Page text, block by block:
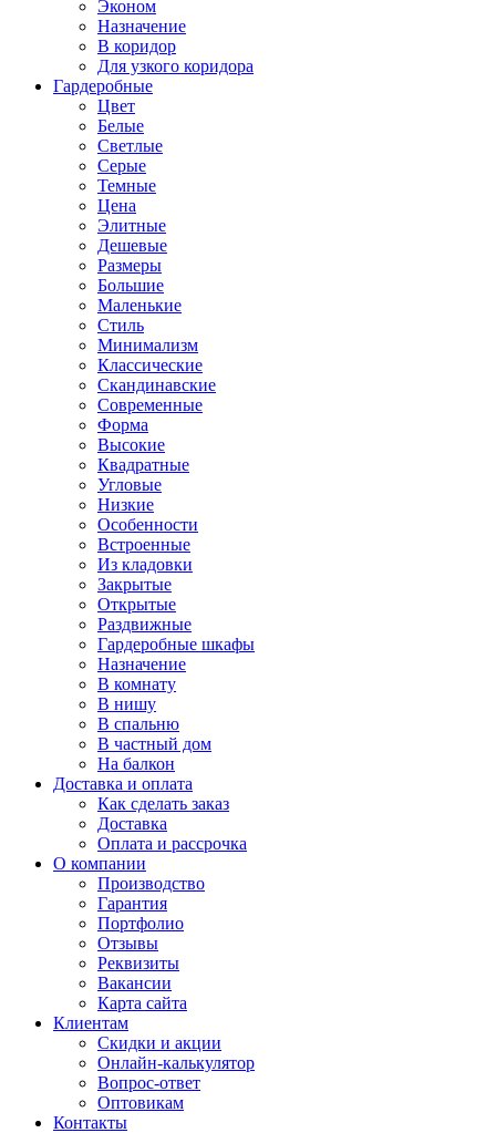
Эконом
Назначение
В коридор
Для узкого коридора
Гардеробные
Цвет
Белые
Светлые
Серые
Темные
Цена
Элитные
Дешевые
Размеры
Большие
Маленькие
Стиль
Минимализм
Классические
Скандинавские
Современные
Форма
Высокие
Квадратные
Угловые
Низкие
Особенности
Встроенные
Из кладовки
Закрытые
Открытые
Раздвижные
Гардеробные шкафы
Назначение
В комнату
В нишу
В спальню
В частный дом
На балкон
Доставка и оплата
Как сделать заказ
Доставка
Оплата и рассрочка
О компании
Производство
Гарантия
Портфолио
Отзывы
Реквизиты
Вакансии
Карта сайта
Клиентам
Скидки и акции
Онлайн-калькулятор
Вопрос-ответ
Оптовикам
Контакты